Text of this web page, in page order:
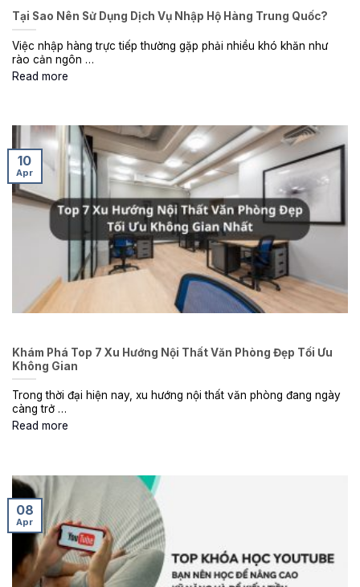
Tại Sao Nên Sử Dụng Dịch Vụ Nhập Hộ Hàng Trung Quốc?
Việc nhập hàng trực tiếp thường gặp phải nhiều khó khăn như
rào cản ngôn …
Read more
Khám Phá Top 7 Xu Hướng Nội Thất Văn Phòng Đẹp Tối Ưu
Không Gian
Trong thời đại hiện nay, xu hướng nội thất văn phòng đang ngày
càng trở …
Read more
10
Apr
08
Apr